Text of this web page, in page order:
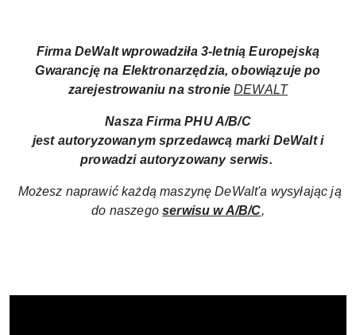
Firma DeWalt wprowadziła 3-letnią Europejską
Gwarancję na Elektronarzędzia, obowiązuje po
zarejestrowaniu na stronieDEWALT
Nasza Firma PHU A/B/C
jest autoryzowanym sprzedawcą marki DeWalt i
prowadzi autoryzowany serwis.
Możesz naprawić każdą maszynę DeWalt'a wysyłając ją
do naszegoserwisu w A/B/C,